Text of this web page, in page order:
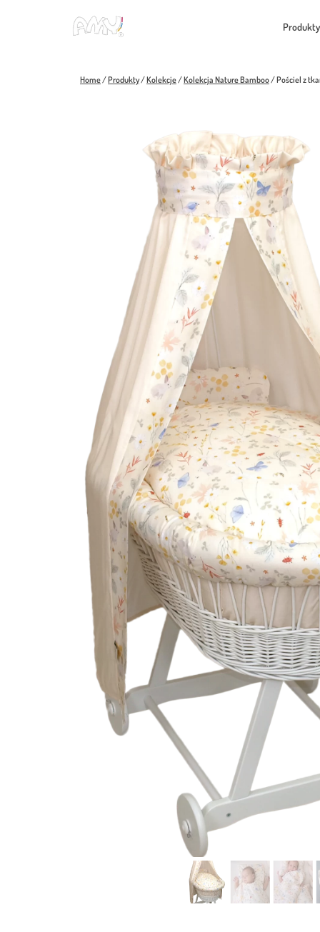
Produkty
Home/Produkty/Kolekcje/Kolekcja Nature Bamboo/Pościel z